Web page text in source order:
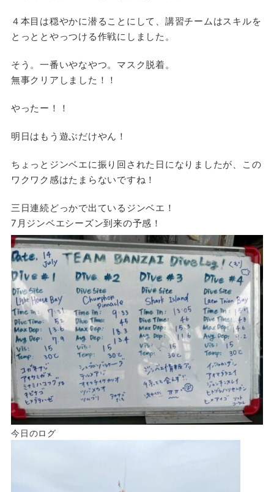
４本目は穏やかに潜ることにして、講習チームはスキルを
とっととやっつける作戦にしました。
そう。一番いやなやつ。マスク脱着。
無事クリアしました！！
やったー！！
明日はもう遊ぶだけやん！
ちょっとジンベエに振り回された日になりましたが、この
ワクワク感はたまらないですね！
三日連続どっかで出ているジンベエ！
7月ジンベエシーズン到来の予感！
今日のログ